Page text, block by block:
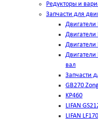
Редукторы и
Запчасти для
Двигатели
Двигатели
Двигатели
Двигатели
вал
Запчасти
GB270
KP460
LIFAN
LIFAN